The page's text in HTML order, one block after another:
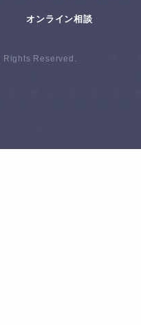
オンライン相談
Rights Reserved.